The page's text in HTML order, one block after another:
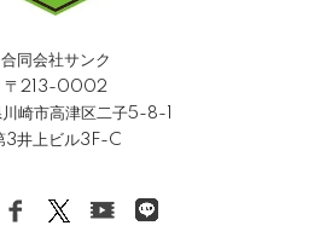
合同会社サンク
〒213-0002
崎市高津区二子5-8-1
3井上ビル3F-C